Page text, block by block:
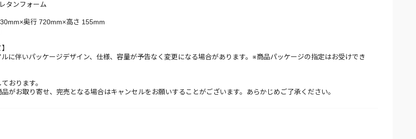
タンフォーム
奥行 720mm×高さ 155mm
ルに伴いパッケージデザイン、仕様、容量が予告なく変更になる場合があります。※商品パッケージの指定はお受けでき
おります。
がお取り寄せ、完売となる場合はキャンセルをお願いすることがございます。あらかじめご了承ください。